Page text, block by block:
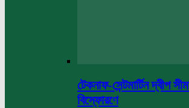
টেকনাফ-সেন্টমার্টিন দ্বীপ
বিস্ফোরণে